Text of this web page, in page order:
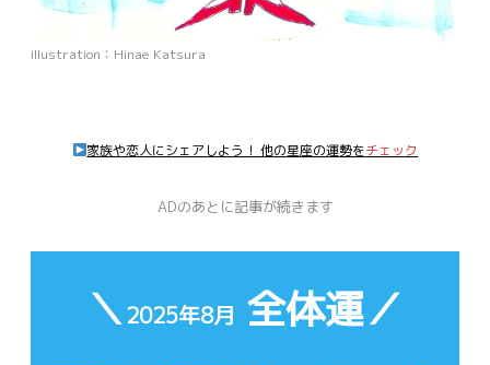
illustration：Hinae Katsura
家族や恋人にシェアしよう！ 他の星座の運勢をチェック
ADのあとに記事が続きます
＼2025年8月 全体運／